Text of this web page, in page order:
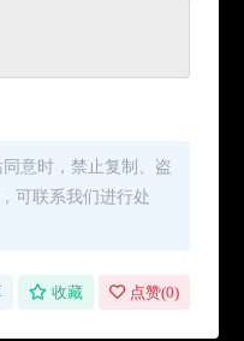
意时，禁止复制、盗
可联系我们进行处
收藏 点赞(0)